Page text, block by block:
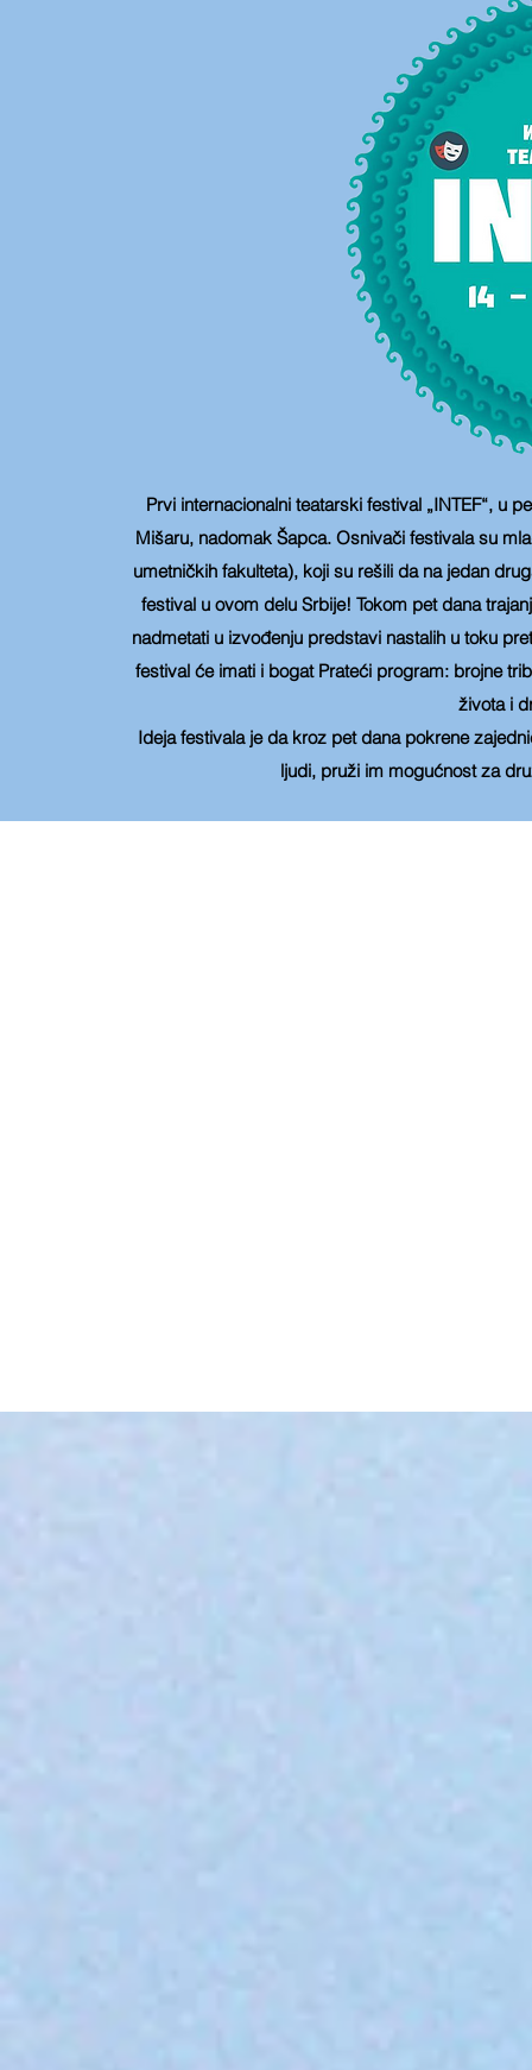
Prvi internacionalni teatarski festival „INTEF“, u
Mišaru, nadomak Šapca. Osnivači festivala su
umetničkih fakulteta), koji su rešili da na jedan
festival u ovom delu Srbije! Tokom pet dana
nadmetati u izvođenju predstavi nastalih u toku
festival će imati i bogat Prateći program: brojne
života i
Ideja festivala je da kroz pet dana pokrene
ljudi, pruži im mogućnost za